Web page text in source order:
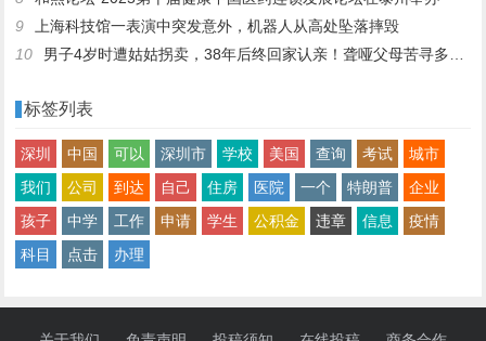
9
上海科技馆一表演中突发意外，机器人从高处坠落摔毁
10
男子4岁时遭姑姑拐卖，38年后终回家认亲！聋哑父母苦寻多年，母亲已抱憾离世丨红星寻人
标签列表
深圳 中国 可以 深圳市 学校 美国 查询 考试
城市
我们
公司 到达 自己 住房 医院 一个 特朗普
企业
孩子
中学 工作 申请 学生 公积金 违章 信息
疫情
科目
点击 办理